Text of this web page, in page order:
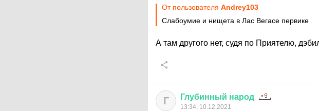
От пользователя Andrey103
Слабоумие и нищета в Лас Вегасе первике
А там другого нет, судя по Приятелю,
Г Глубинный народ
13:34, 10.12.2021